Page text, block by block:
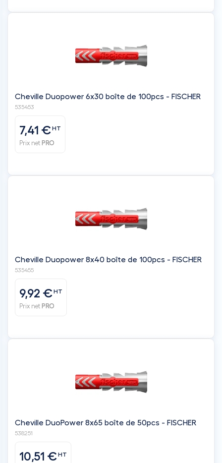
Cheville Duopower 6x30 boîte de 100pcs - FISCHER
535453
7,41 €HT
Prix net PRO
Cheville Duopower 8x40 boîte de 100pcs - FISCHER
535455
9,92 €HT
Prix net PRO
Cheville DuoPower 8x65 boîte de 50pcs - FISCHER
538251
10,51 €HT